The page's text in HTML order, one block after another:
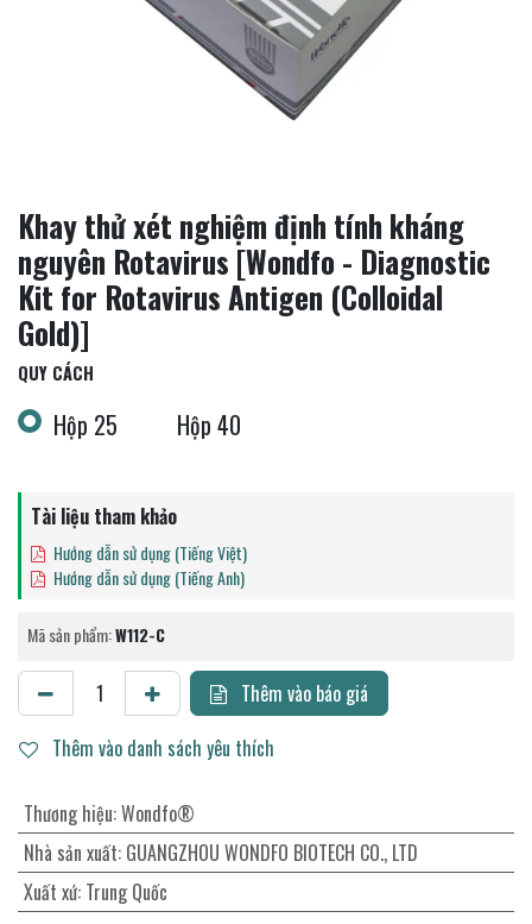
Khay thử xét nghiệm định tính kháng
nguyên Rotavirus [Wondfo - Diagnostic
Kit for Rotavirus Antigen (Colloidal
Gold)]
QUY CÁCH
Hộp 25 Hộp 40
Tài liệu tham khảo
Hướng dẫn sử dụng (Tiếng Việt)
Hướng dẫn sử dụng (Tiếng Anh)
Mã sản phẩm:W112-C
Thêm vào báo giá
Thêm vào danh sách yêu thích
Thương hiệu:Wondfo®
Nhà sản xuất: GUANGZHOU WONDFO BIOTECH CO., LTD
Xuất xứ: Trung Quốc